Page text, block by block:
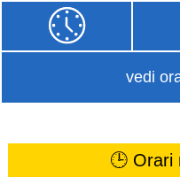
vedi
🕒 Orari